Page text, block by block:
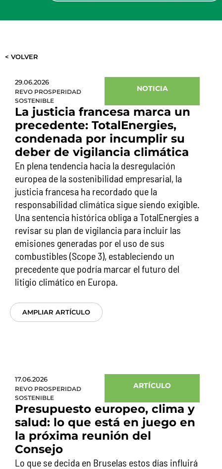
< VOLVER
29.06.2026
REVO PROSPERIDAD
SOSTENIBLE
NOTICIA
La justicia francesa marca un
precedente: TotalEnergies,
condenada por incumplir su
deber de vigilancia climática
En plena tendencia hacia la desregulación
europea de la sostenibilidad empresarial, la
justicia francesa ha recordado que la
responsabilidad climática sigue siendo exigible.
Una sentencia histórica obliga a TotalEnergies a
revisar su plan de vigilancia para incluir las
emisiones generadas por el uso de sus
combustibles (Scope 3), estableciendo un
precedente que podría marcar el futuro del
litigio climático en Europa.
AMPLIAR ARTÍCULO
17.06.2026
REVO PROSPERIDAD
SOSTENIBLE
ARTÍCULO
Presupuesto europeo, clima y
salud: lo que está en juego en
la próxima reunión del
Consejo
Lo que se decida en Bruselas estos días influirá